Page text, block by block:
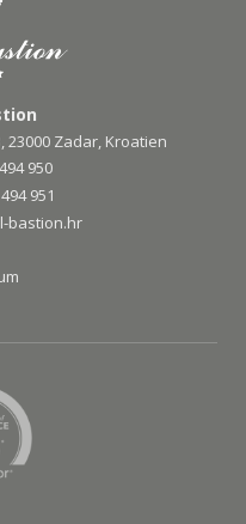
Zadar, Kroatien
950
951
bastion.hr